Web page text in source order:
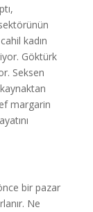
kadın
Göktürk
Seksen
margarin
bir pazar
Ne